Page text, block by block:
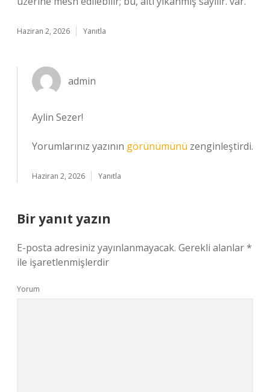
Haziran 2, 2026 Yanıtla
admin
Aylin Sezer!
Yorumlarınız yazının görünümünü zenginleştirdi.
Haziran 2, 2026 Yanıtla
Bir yanıt yazın
E-posta adresiniz yayınlanmayacak. Gerekli alanlar*
ile işaretlenmişlerdir
Yorum